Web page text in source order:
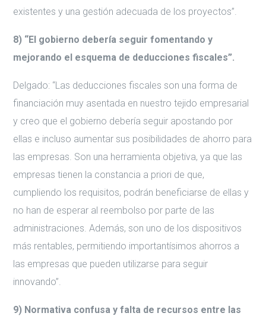
existentes y una gestión adecuada de los proyectos”.
8) “El gobierno debería seguir fomentando y
mejorando el esquema de deducciones fiscales”.
Delgado: “Las deducciones fiscales son una forma de
financiación muy asentada en nuestro tejido empresarial
y creo que el gobierno debería seguir apostando por
ellas e incluso aumentar sus posibilidades de ahorro para
las empresas. Son una herramienta objetiva, ya que las
empresas tienen la constancia a priori de que,
cumpliendo los requisitos, podrán beneficiarse de ellas y
no han de esperar al reembolso por parte de las
administraciones. Además, son uno de los dispositivos
más rentables, permitiendo importantísimos ahorros a
las empresas que pueden utilizarse para seguir
innovando”.
9) Normativa confusa y falta de recursos entre las